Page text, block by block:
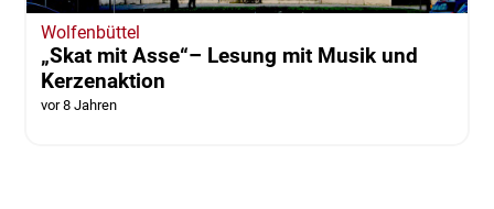
Wolfenbüttel
„Skat mit Asse“– Lesung mit Musik und
Kerzenaktion
vor 8 Jahren